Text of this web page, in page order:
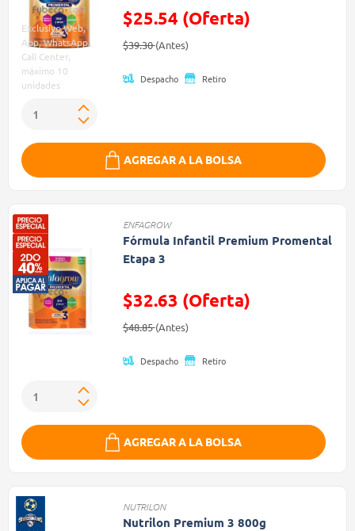
Exclusivo Web,
App, WhatsApp,
Call Center,
máximo 10
unidades
$25.54 (Oferta)
Precio reducido de
$39.30(Antes)(Oferta)
Despacho Retiro
AGREGAR A LA BOLSA
ENFAGROW
Fórmula Infantil Premium Promental
Etapa 3
$32.63 (Oferta)
Precio reducido de
$48.85(Antes)(Oferta)
Despacho Retiro
AGREGAR A LA BOLSA
NUTRILON
Nutrilon Premium 3 800g